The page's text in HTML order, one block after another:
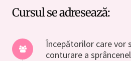
Cursul se adresează:
Începătorilor care vor
conturare a